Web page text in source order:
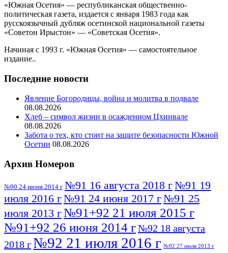
«Южная Осетия» — республиканская общественно-
политическая газета, издается с января 1983 года как
русскоязычный дубляж осетинской национальной газеты
«Советон Ирыстон» — «Советская Осетия».
Начиная с 1993 г. «Южная Осетия» — самостоятельное
издание..
Последние новости
Явление Богородицы, война и молитва в подвале
08.08.2026
Хлеб – символ жизни в осажденном Цхинвале
08.08.2026
Забота о тех, кто стоит на защите безопасности Южной
Осетии 08.08.2026
Архив Номеров
№90 24 июня 2014 г №91 16 августа 2018 г№91 19
июля 2016 г№91 24 июня 2017 г№91 25
июля 2013 г№91+92 21 июля 2015 г
№91+92 26 июня 2014 г№92 18 августа
2018 г№92 21 июля 2016 г №92 27 июля 2013 г